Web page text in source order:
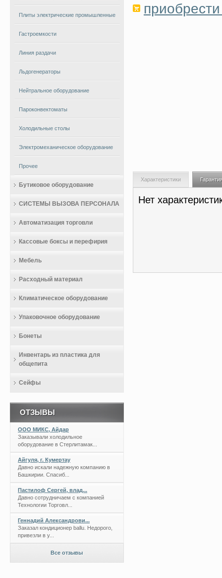
Характеристики
Нет
Плиты электрические промышленные
Гастроемкости
Линия раздачи
Льдогенераторы
Нейтральное оборудование
Пароконвектоматы
Холодильные столы
Электромеханическое оборудование
Прочее
Бутиковое оборудование
СИСТЕМЫ ВЫЗОВА ПЕРСОНАЛА
Автоматизация торговли
Кассовые боксы и перефирия
Мебель
Расходный материал
Климатическое оборудование
Упаковочное оборудование
Бонеты
Инвентарь из пластика для
общепита
Сейфы
ОТЗЫВЫ
ООО МИКС, Айдар
Заказывали холодильное
оборудование в Стерлитамак...
Айгуля, г. Кумертау
Давно искали надежную компанию в
Башкирии. Спасиб...
Пастилоф Сергей, влад...
Давно сотрудничаем с компанией
Технологии Торговл...
Геннадий Александрови...
Заказал кондиционер ballu. Недорого,
привезли в у...
Все отзывы